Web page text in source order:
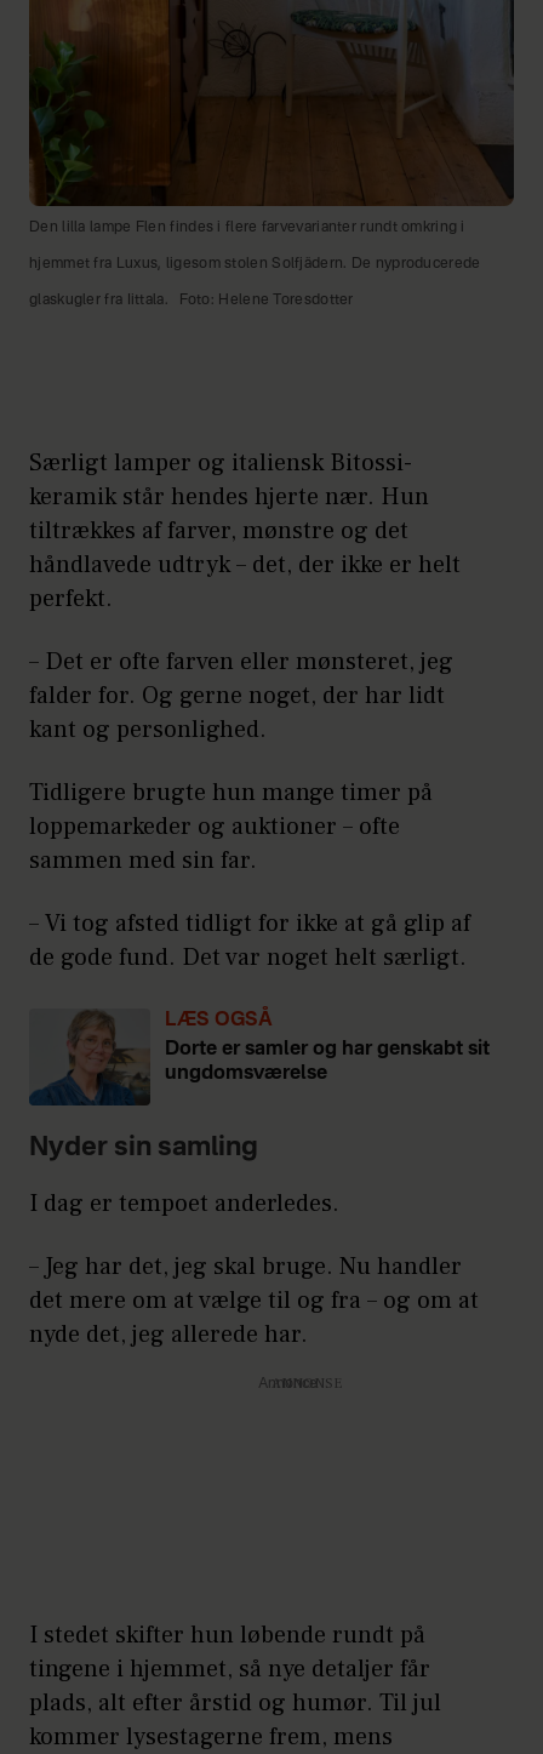
Den lilla lampe Flen findes i flere farvevarianter rundt omkring i
hjemmet fra Luxus, ligesom stolen Solfjädern. De nyproducerede
glaskugler fra Iittala. Foto: Helene Toresdotter
Særligt lamper og italiensk Bitossi-
keramik står hendes hjerte nær. Hun
tiltrækkes af farver, mønstre og det
håndlavede udtryk – det, der ikke er helt
perfekt.
– Det er ofte farven eller mønsteret, jeg
falder for. Og gerne noget, der har lidt
kant og personlighed.
Tidligere brugte hun mange timer på
loppemarkeder og auktioner – ofte
sammen med sin far.
– Vi tog afsted tidligt for ikke at gå glip af
de gode fund. Det var noget helt særligt.
LÆS OGSÅ
Dorte er samler og har genskabt sit
ungdomsværelse
Nyder sin samling
I dag er tempoet anderledes.
– Jeg har det, jeg skal bruge. Nu handler
det mere om at vælge til og fra – og om at
nyde det, jeg allerede har.
Annonce
I stedet skifter hun løbende rundt på
tingene i hjemmet, så nye detaljer får
plads, alt efter årstid og humør. Til jul
kommer lysestagerne frem, mens